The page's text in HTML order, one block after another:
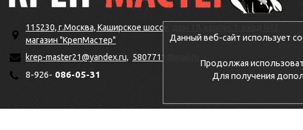
115230, г.Москва, Каширское шоссе, дом 19, корпус 1, вход №3,
магазин "КрепМастер"
krep-master21@yandex.ru, 5807711@mail.ru
8-926-086-05-31
Данный веб-сайт использует
Продолжая
Для получения